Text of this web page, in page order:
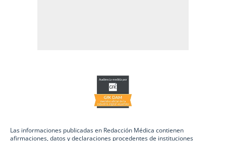
Las informaciones publicadas en Redacción Médica contienen
afirmaciones, datos y declaraciones procedentes de instituciones